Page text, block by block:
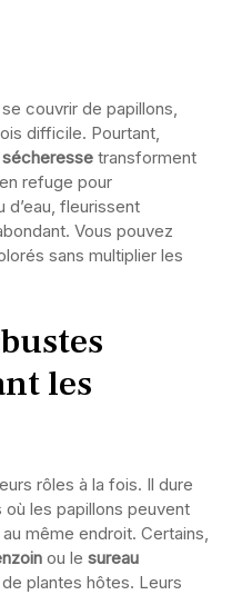
couvrir de papillons,
difficile. Pourtant,
transforment
refuge pour
d’eau, fleurissent
Vous pouvez
sans multiplier les
les
rôles à la fois. Il dure
les papillons peuvent
même endroit. Certains,
ou le sureau
plantes hôtes. Leurs